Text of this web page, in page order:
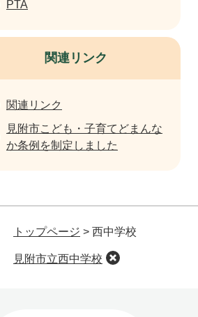
PTA
関連リンク
関連リンク
見附市こども・子育てどまんな
か条例を制定しました
トップページ > 西中学校
見附市立西中学校